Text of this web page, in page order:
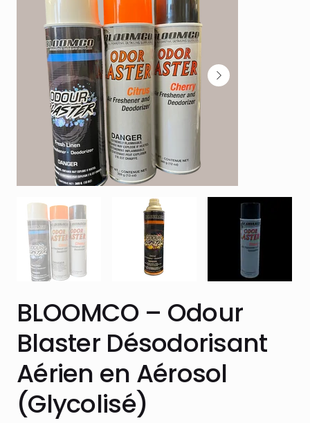
BLOOMCO – Odour
Blaster Désodorisant
Aérien en Aérosol
(Glycolisé)